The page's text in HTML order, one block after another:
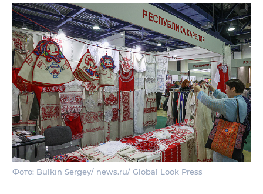
Фото: Bulkin Sergey/ news.ru/ Global Look Press